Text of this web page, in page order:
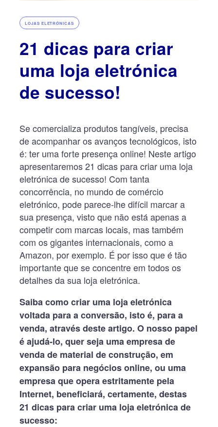
LOJAS ELETRÓNICAS
21 dicas para criar
uma loja eletrónica
de sucesso!
Se comercializa produtos tangíveis, precisa
de acompanhar os avanços tecnológicos, isto
é: ter uma forte presença online! Neste artigo
apresentaremos 21 dicas para criar uma loja
eletrónica de sucesso! Com tanta
concorrência, no mundo de comércio
eletrónico, pode parece-lhe difícil marcar a
sua presença, visto que não está apenas a
competir com marcas locais, mas também
com os gigantes internacionais, como a
Amazon, por exemplo. É por isso que é tão
importante que se concentre em todos os
detalhes da sua loja eletrónica.
Saiba como criar uma loja eletrónica
voltada para a conversão, isto é, para a
venda, através deste artigo. O nosso papel
é ajudá-lo, quer seja uma empresa de
venda de material de construção, em
expansão para negócios online, ou uma
empresa que opera estritamente pela
Internet, beneficiará, certamente, destas
21 dicas para criar uma loja eletrónica de
sucesso: